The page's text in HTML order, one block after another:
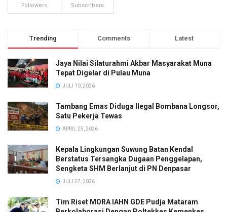
Followers Subscribers
Trending Comments Latest
Jaya Nilai Silaturahmi Akbar Masyarakat Muna
Tepat Digelar di Pulau Muna
JULI 10, 2026
Tambang Emas Diduga Ilegal Bombana Longsor,
Satu Pekerja Tewas
APRIL 25, 2026
Kepala Lingkungan Suwung Batan Kendal
Berstatus Tersangka Dugaan Penggelapan,
Sengketa SHM Berlanjut di PN Denpasar
JULI 27, 2026
Tim Riset MORA IAHN GDE Pudja Mataram